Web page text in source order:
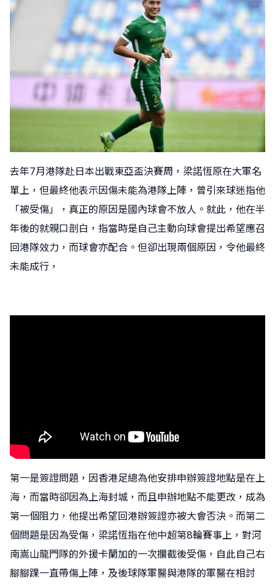
去年7月港隊赴日本出戰東亞盃決賽周，梁諾恆原在大軍名
單上，但最終他表示因傷未能為港隊上陣，曾引來球迷指他
「被受傷」，真正的原因是國內球會不放人。就此，他在半
年後的就親口剖白，指當時是自己主動向球會提出希望應召
回港隊效力，而球會亦配合。但卻出現兩個原因，令他最終
未能成行，
第一是簽證問題，因香港足總為他安排申辦簽證地點是在上
海，而當時卻因為上海封城，而且申辦地點不能更改，成為
第一個阻力，他提出希望回港辦簽證亦被大會否決。而第二
個問題是因為受傷，梁諾恆指在他中超第8輪賽事上，對河
南嵩山龍門隊的外援卡蘭加的一次攔截後受傷，自此自己右
腳腳踝一直帶傷上陣，及後球隊軍醫與港隊的軍醫在相討